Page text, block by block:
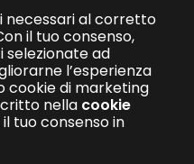
necessari al corretto
il tuo consenso,
selezionate ad
l’esperienza
cookie di marketing
nella cookie
tuo consenso in
Bixio 1, 20900 Monza (MB)
· Capitale sociale Euro